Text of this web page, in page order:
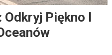
Piękno I